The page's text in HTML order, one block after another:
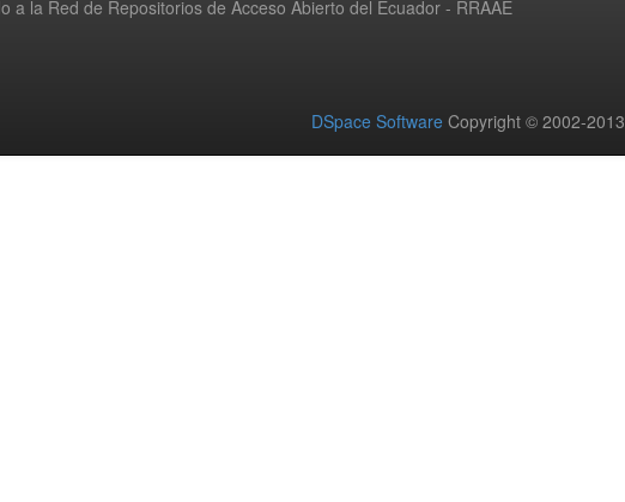
a la Red de Repositorios de Acceso Abierto del Ecuador - RRAAE
DSpace Software Copyright © 2002-2013